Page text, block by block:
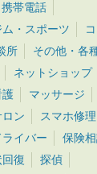
帯電話
・スポーツ
所
その他・各
ネットショップ
護
マッサージ
ン
スマホ修理
イバー
保険
復
探偵